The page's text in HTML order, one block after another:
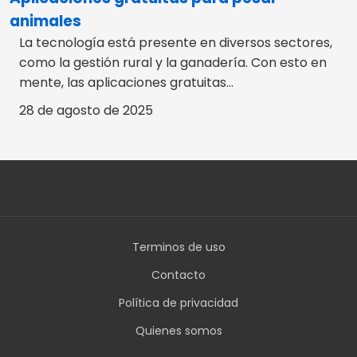
animales
La tecnología está presente en diversos sectores,
como la gestión rural y la ganadería. Con esto en
mente, las aplicaciones gratuitas...
28 de agosto de 2025
Terminos de uso
Contacto
Política de privacidad
Quienes somos